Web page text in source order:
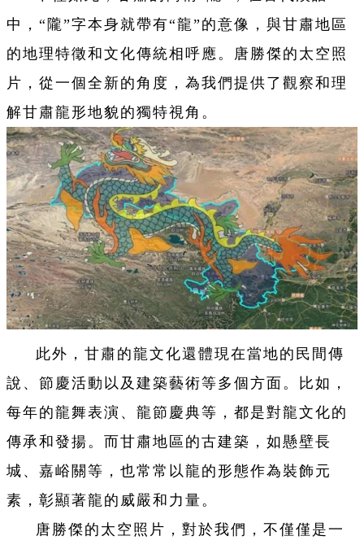
中，“隴”字本身就帶有“龍”的意像，與甘肅地區
的地理特徵和文化傳統相呼應。唐勝傑的太空照
片，從一個全新的角度，為我們提供了觀察和理
解甘肅龍形地貌的獨特視角。
此外，甘肅的龍文化還體現在當地的民間傳
說、節慶活動以及建築藝術等多個方面。比如，
每年的龍舞表演、龍節慶典等，都是對龍文化的
傳承和發揚。而甘肅地區的古建築，如懸壁長
城、嘉峪關等，也常常以龍的形態作為裝飾元
素，彰顯著龍的威嚴和力量。
唐勝傑的太空照片，對於我們，不僅僅是一